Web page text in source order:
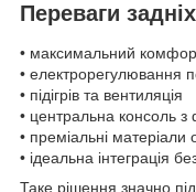
Переваги
• максимальний
• електрорегулювання
• підігрів та вентиляція
• центральна консоль з
• преміальні матеріали
• ідеальна інтеграція
Таке рішення значно